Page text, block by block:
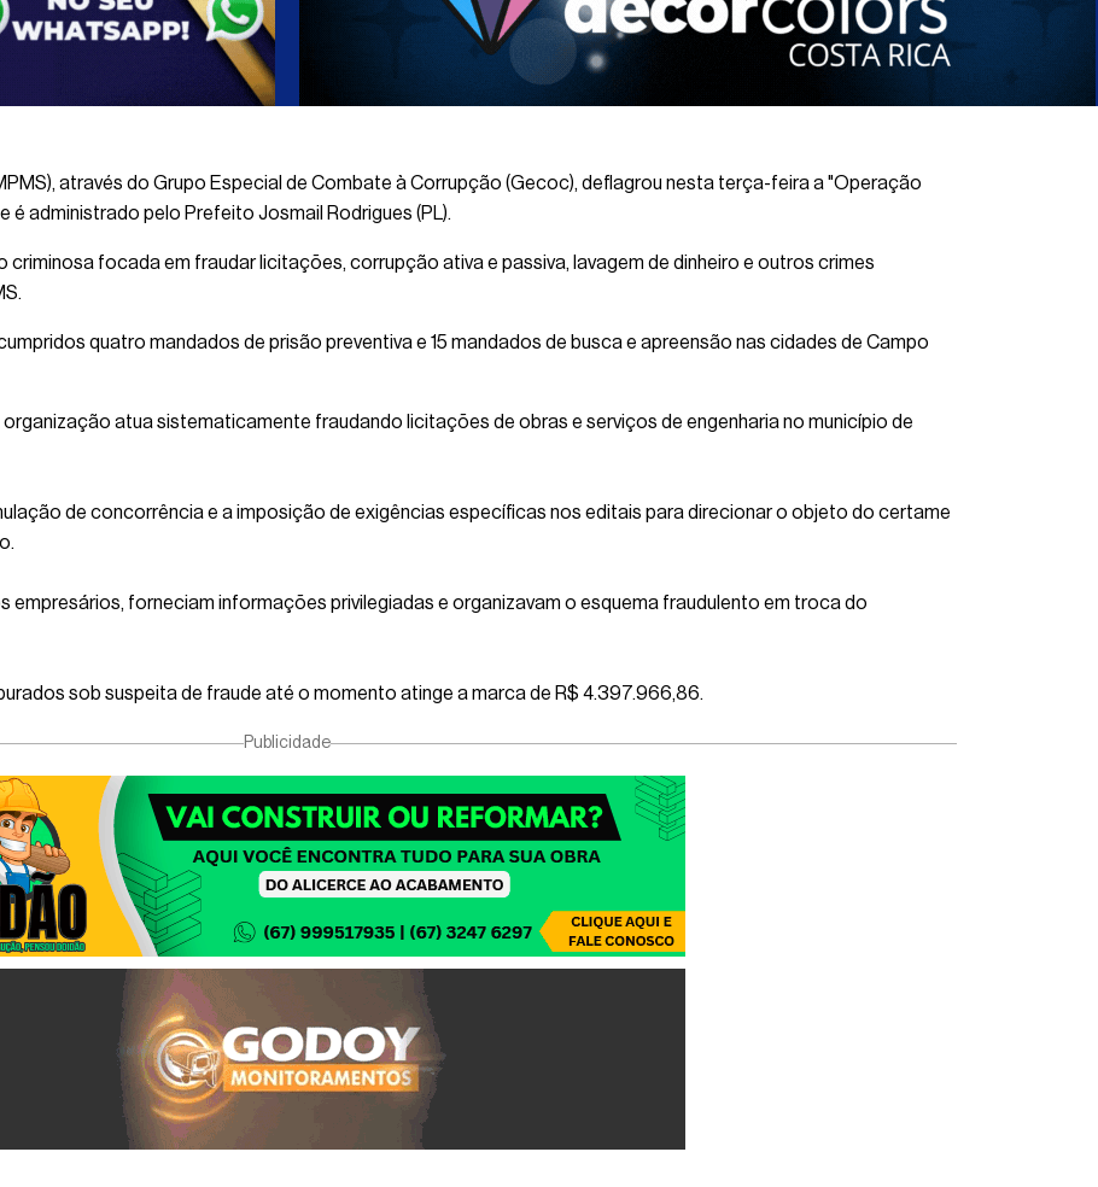
através do Grupo Especial de Combate à Corrupção (Gecoc), deflagrou nesta terça-feira a "Operação
é administrado pelo Prefeito Josmail Rodrigues (PL).
focada em fraudar licitações, corrupção ativa e passiva, lavagem de dinheiro e outros crimes
quatro mandados de prisão preventiva e 15 mandados de busca e apreensão nas cidades de Campo
atua sistematicamente fraudando licitações de obras e serviços de engenharia no município de
de concorrência e a imposição de exigências específicas nos editais para direcionar o objeto do certame
empresários, forneciam informações privilegiadas e organizavam o esquema fraudulento em troca do
sob suspeita de fraude até o momento atinge a marca de R$ 4.397.966,86.
Publicidade